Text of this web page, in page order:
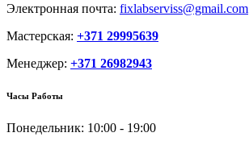
Электронная почта: fixlabserviss@gmail.com
Мастерская: +371 29995639
Менеджер: +371 26982943
Часы Работы
Понедельник: 10:00 - 19:00